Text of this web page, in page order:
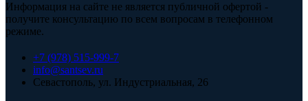
Информация на сайте не является публичной офертой -
получите консультацию по всем вопросам в телефонном
режиме.
+7 (978) 515-999-7
info@santsev.ru
Севастополь, ул. Индустриальная, 26